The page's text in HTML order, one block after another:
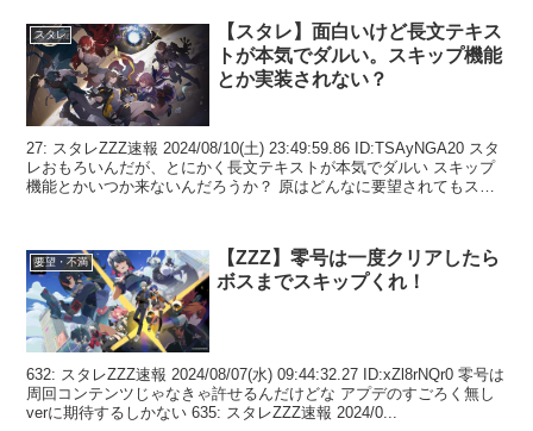
スタレ
【スタレ】面白いけど長文テキス
トが本気でダルい。スキップ機能
とか実装されない？
27: スタレZZZ速報 2024/08/10(土) 23:49:59.86 ID:TSAyNGA20 スタ
レおもろいんだが、とにかく長文テキストが本気でダルい スキップ
機能とかいつか来ないんだろうか？ 原はどんなに要望されてもスト
要望・不満
【ZZZ】零号は一度クリアしたら
ボスまでスキップくれ！
632: スタレZZZ速報 2024/08/07(水) 09:44:32.27 ID:xZl8rNQr0 零号は
周回コンテンツじゃなきゃ許せるんだけどな アプデのすごろく無し
verに期待するしかない 635: スタレZZZ速報 2024/0...